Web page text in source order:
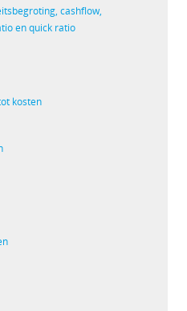
cashflow,
en quick ratio
kosten